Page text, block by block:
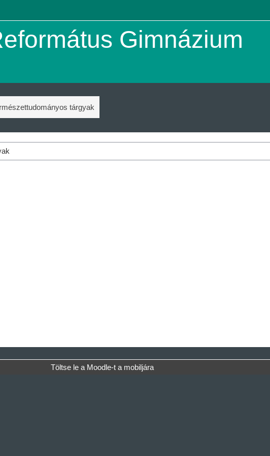
Gimnázium
tárgyak
Töltse le a Moodle-t a mobiljára